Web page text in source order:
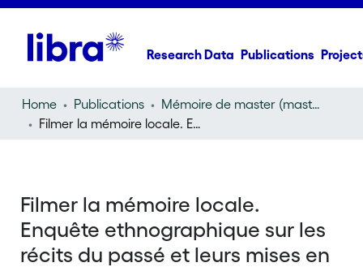
Research Data Publications
Home Publications
Mémoire de master (master thesis)
Filmer la mémoire locale. Enquête ethnographique sur les récits du passé et leurs mises en forme patrimoniales à Valangin
Filmer la mémoire locale.
Enquête ethnographique sur les
récits du passé et leurs mises en